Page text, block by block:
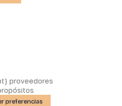
proveedores
preferencias